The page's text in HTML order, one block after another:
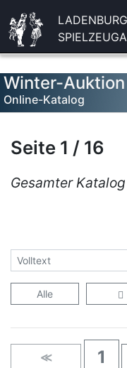
Winter-
Online-Katalog
Seite 1 / 16
Gesamter
Alle
≪ 1